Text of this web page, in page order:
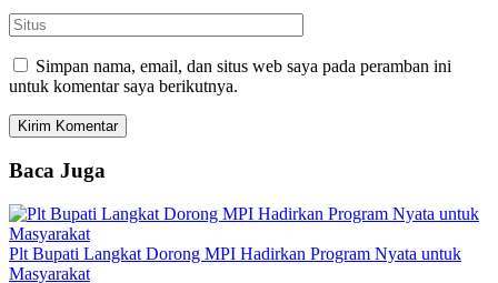
Simpan nama, email, dan situs web saya pada peramban ini
untuk komentar saya berikutnya.
Baca Juga
Plt Bupati Langkat Dorong MPI Hadirkan Program Nyata untuk
Masyarakat